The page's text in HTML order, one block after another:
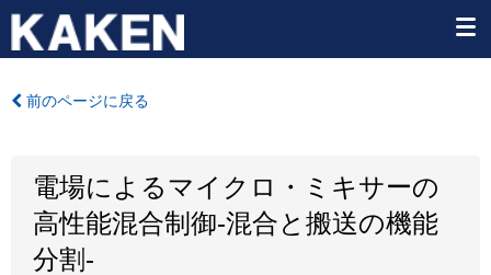
前のページに戻る
電場によるマイクロ・ミキサーの
高性能混合制御-混合と搬送の機能
分割-